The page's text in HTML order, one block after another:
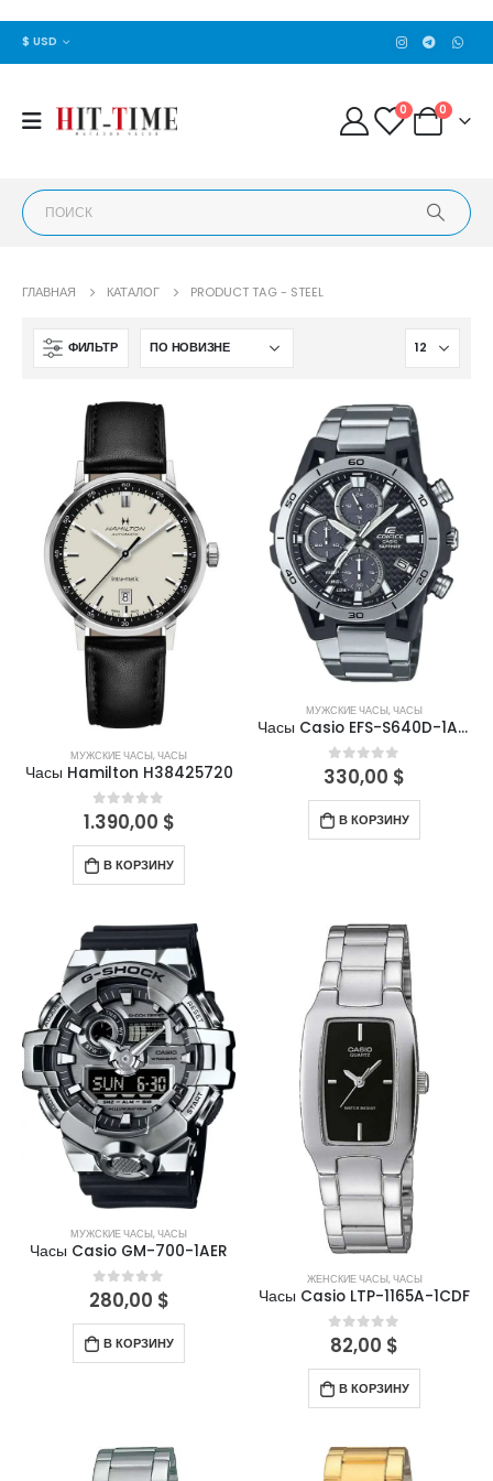
$ USD
0 0
ГЛАВНАЯ КАТАЛОГ PRODUCT TAG - STEEL
ФИЛЬТР
МУЖСКИЕ ЧАСЫ,ЧАСЫ
Часы Hamilton H38425720
0out of 5
1.390,00 $
В КОРЗИНУ
МУЖСКИЕ ЧАСЫ,ЧАСЫ
Часы Casio EFS-S640D-1AVUEF
0out of 5
330,00 $
В КОРЗИНУ
МУЖСКИЕ ЧАСЫ,ЧАСЫ
Часы Casio GM-700-1AER
0out of 5
280,00 $
В КОРЗИНУ
ЖЕНСКИЕ ЧАСЫ,ЧАСЫ
Часы Casio LTP-1165A-1CDF
0out of 5
82,00 $
В КОРЗИНУ